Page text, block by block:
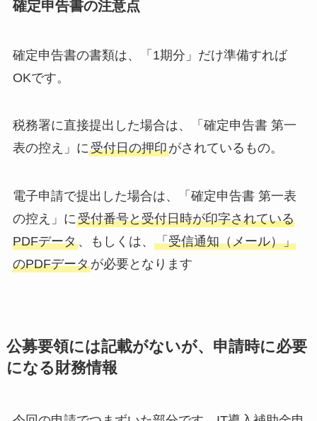
確定申告書の注意点
確定申告書の書類は、「1期分」だけ準備すれば
OKです。
税務署に直接提出した場合は、「確定申告書 第一
表の控え」に受付日の押印がされているもの。
電子申請で提出した場合は、「確定申告書 第一表
の控え」に受付番号と受付日時が印字されている
PDFデータ、もしくは、 「受信通知（メール）」
のPDFデータが必要となります
公募要領には記載がないが、申請時に必要
になる財務情報